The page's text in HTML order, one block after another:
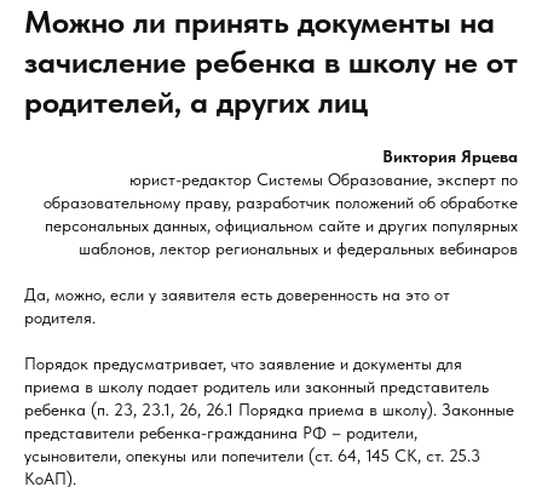
Можно ли принять документы на
зачисление ребенка в школу не от
родителей, а других лиц
Виктория Ярцева
юрист-редактор Системы Образование, эксперт по
образовательному праву, разработчик положений об обработке
персональных данных, официальном сайте и других популярных
шаблонов, лектор региональных и федеральных вебинаров
Да, можно, если у заявителя есть доверенность на это от
родителя.
Порядок предусматривает, что заявление и документы для
приема в школу подает родитель или законный представитель
ребенка (п. 23, 23.1, 26, 26.1 Порядка приема в школу). Законные
представители ребенка-гражданина РФ – родители,
усыновители, опекуны или попечители (ст. 64, 145 СК, ст. 25.3
КоАП).